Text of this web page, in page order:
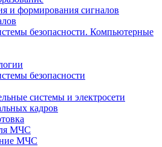
и формирования сигналов
безопасности. Компьютерные
безопасности
системы и электросети
кадров
МЧС
МЧС